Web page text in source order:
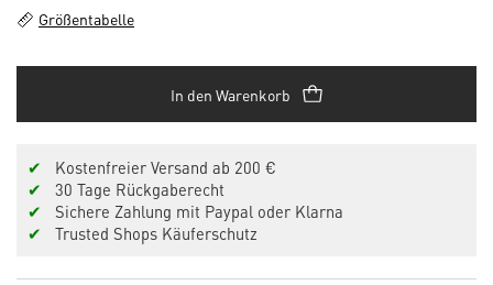
Größentabelle
In den Warenkorb
✔
Kostenfreier Versand ab 200 €
✔
30 Tage Rückgaberecht
✔
Sichere Zahlung mit Paypal oder Klarna
✔
Trusted Shops Käuferschutz